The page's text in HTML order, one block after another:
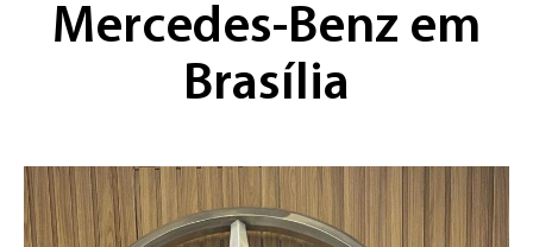
Mercedes-Benz em
Brasília